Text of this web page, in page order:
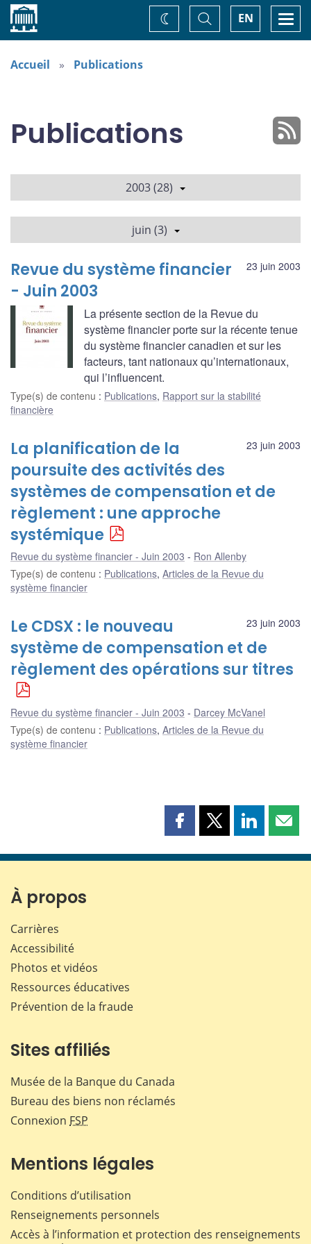
Accueil EN
Basculer
la
recherche
Changez
de
Accueil Publications
Publications
2003 (28)
juin (3)
23 juin 2003
Revue du système financier
- Juin 2003
La présente section de la Revue du
système financier porte sur la récente tenue
du système financier canadien et sur les
facteurs, tant nationaux qu’internationaux,
qui l’influencent.
Type(s) de contenu : Publications, Rapport sur la stabilité
financière
23 juin 2003
La planification de la
poursuite des activités des
systèmes de compensation et de
règlement : une approche
systémique
Revue du système financier - Juin 2003
Ron Allenby
Type(s) de contenu : Publications, Articles de la Revue du
système financier
23 juin 2003
Le CDSX : le nouveau
système de compensation et de
règlement des opérations sur titres
Revue du système financier - Juin 2003
Darcey McVanel
Type(s) de contenu : Publications, Articles de la Revue du
système financier
Partager
page
Partager
page
Partager
page page
À propos
Carrières
Accessibilité
Photos et vidéos
Ressources éducatives
Prévention de la fraude
Sites affiliés
Musée de la Banque du Canada
Bureau des biens non réclamés
Connexion FSP
Mentions légales
Conditions d’utilisation
Renseignements personnels
Accès à l’information et protection des renseignements